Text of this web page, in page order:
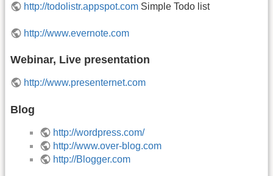
http://todolistr.appspot.com Simple Todo list
http://www.evernote.com
Webinar, Live presentation
http://www.presenternet.com
Blog
http://wordpress.com/
http://www.over-blog.com
http://Blogger.com